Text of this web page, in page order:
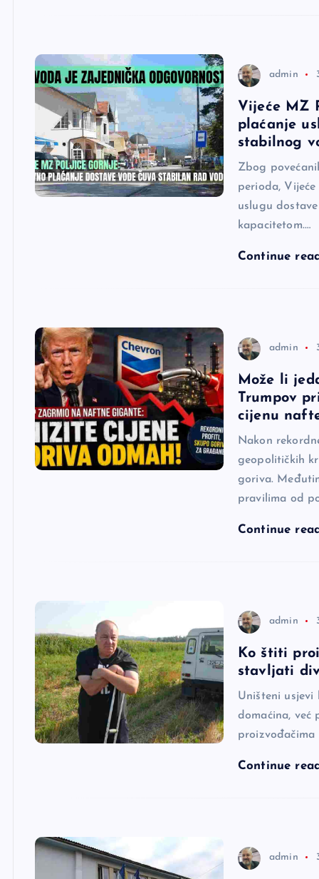
admin
Vijeće MZ
plaćanje
stabilnog
Zbog
perioda,
uslugu
kapacitetom.…
Continue
admin
Može li
Trumpov
cijenu
Nakon
geopolitičkih
goriva.
pravilima od
Continue
admin
Ko štiti
stavljati
Uništeni usjevi
domaćina, već
proizvođačima
Continue
admin